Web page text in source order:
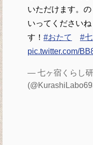
いただけます。
いってください
す！ #おたて
#
pic.twitter.com/
— 七ヶ宿くらし